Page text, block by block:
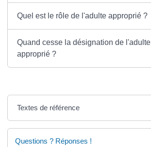
Quel est le rôle de l'adulte approprié ?
Quand cesse la désignation de l'adulte
approprié ?
Textes de référence
Questions ? Réponses !